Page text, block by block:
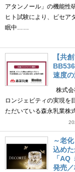
アタンノール」の機能性
ヒト試験により、ピセア
眠中……
【共
速度
株式
ロンジェビティの実現を
ただいている森永乳業
～老
込め
「
発売